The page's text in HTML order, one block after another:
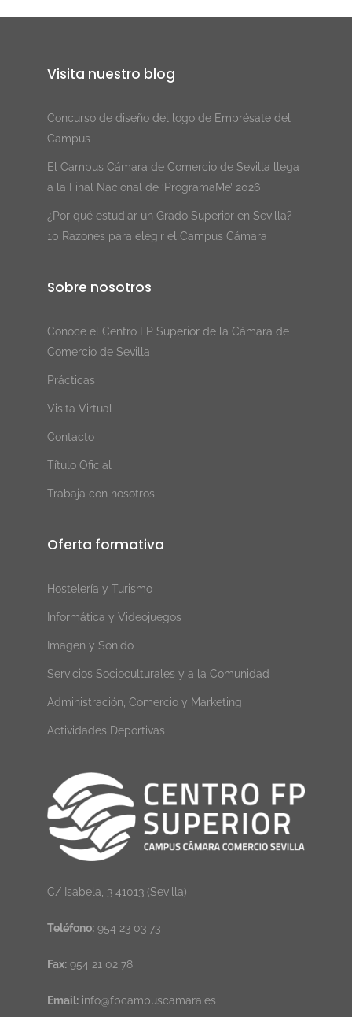
Visita nuestro blog
Concurso de diseño del logo de Emprésate del
Campus
El Campus Cámara de Comercio de Sevilla llega
a la Final Nacional de ‘ProgramaMe’ 2026
¿Por qué estudiar un Grado Superior en Sevilla?
10 Razones para elegir el Campus Cámara
Sobre nosotros
Conoce el Centro FP Superior de la Cámara de
Comercio de Sevilla
Prácticas
Visita Virtual
Contacto
Título Oficial
Trabaja con nosotros
Oferta formativa
Hostelería y Turismo
Informática y Videojuegos
Imagen y Sonido
Servicios Socioculturales y a la Comunidad
Administración, Comercio y Marketing
Actividades Deportivas
C/ Isabela, 3 41013 (Sevilla)
Teléfono:954 23 03 73
Fax:954 21 02 78
Email: info@fpcampuscamara.es